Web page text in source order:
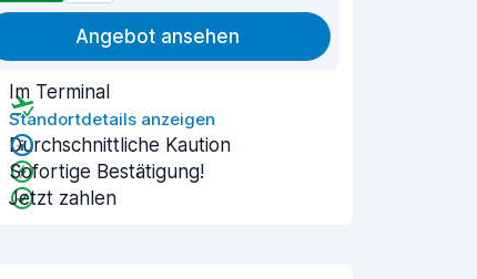
Angebot ansehen
Im Terminal
Standortdetails anzeigen
Durchschnittliche Kaution
Sofortige Bestätigung!
Jetzt zahlen